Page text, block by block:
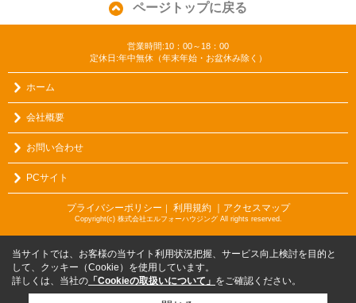
ページトップに戻る
営業時間:10：00～18：00
定休日:年中無休（年末年始・お盆休み除く）
ホーム
会社概要
お問い合わせ
PCサイト
プライバシーポリシー ｜ 利用規約 ｜アクセスマップ
Copyright(c) 株式会社エルフォーハウジング All rights reserved.
当サイトでは、お客様の当サイト利用状況把握、サービス向上検討を目的と
して、クッキー（Cookie）を使用しています。
詳しくは、当社の 「Cookieの取扱いについて」 をご確認ください。